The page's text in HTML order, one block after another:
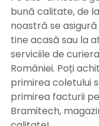
bună calitate, de
noastră se
tine acasă sau la
serviciile de
României. Poți
primirea coletului
primirea facturii
Bramitech,